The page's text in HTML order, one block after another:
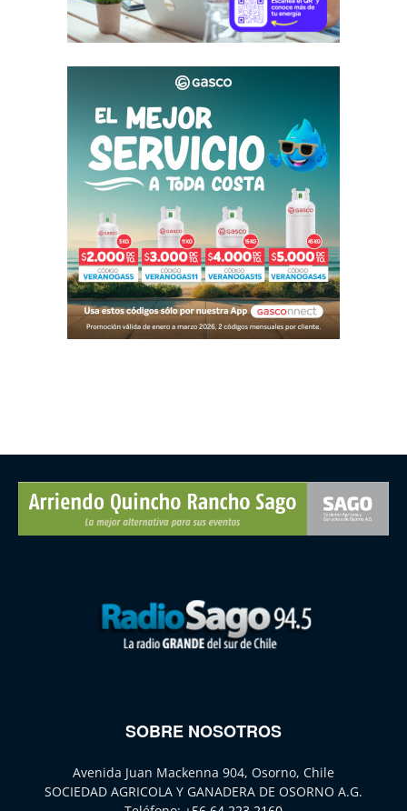
SOBRE NOSOTROS
Avenida Juan Mackenna 904, Osorno, Chile
SOCIEDAD AGRICOLA Y GANADERA DE OSORNO A.G.